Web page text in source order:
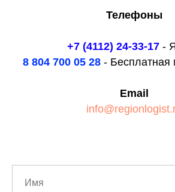
Телефоны
+7 (4112) 24-33-17-
8 804 700 05 28- Бесплатная
Email